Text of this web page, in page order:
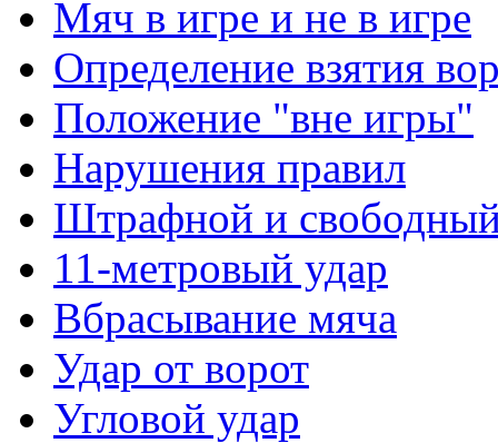
Мяч в игре и не в игре
Определение взятия
Положение "вне игры"
Нарушения правил
Штрафной и
11-метровый удар
Вбрасывание мяча
Удар от ворот
Угловой удар